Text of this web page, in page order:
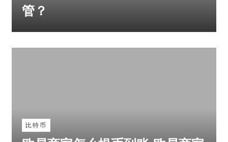
管？
比特币